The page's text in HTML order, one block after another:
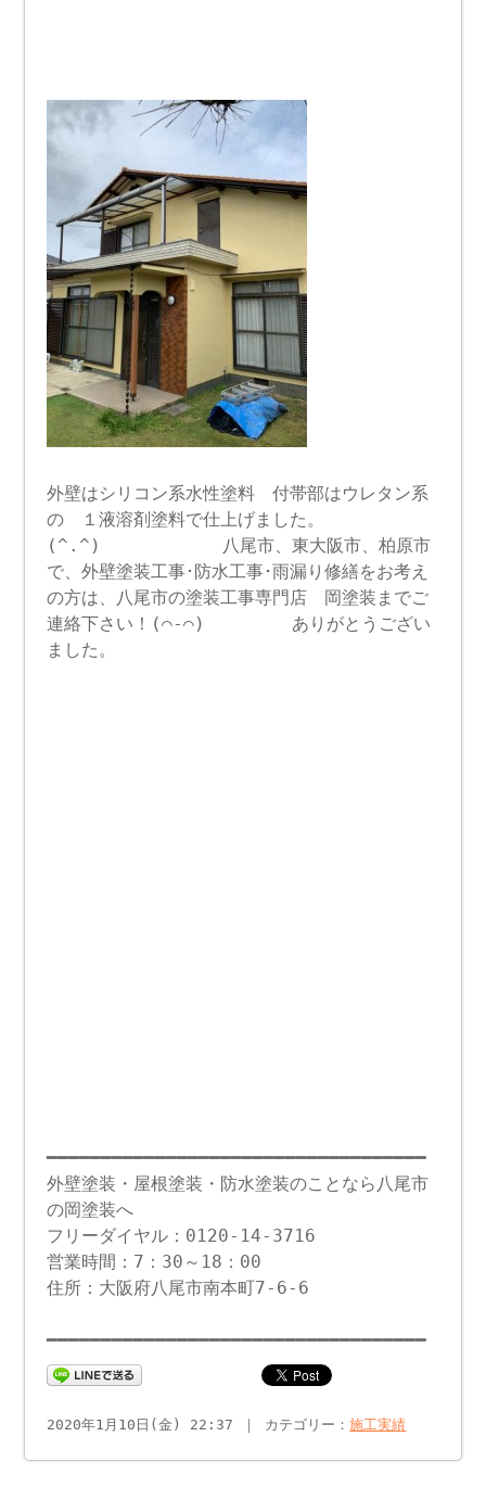
外壁はシリコン系水性塗料 付帯部はウレタン系
の １液溶剤塗料で仕上げました。
(^.^) 八尾市、東大阪市、柏原市
で、外壁塗装工事･防水工事･雨漏り修繕をお考え
の方は、八尾市の塗装工事専門店 岡塗装までご
連絡下さい！(⌒‐⌒) ありがとうござい
ました。
━━━━━━━━━━━━━━━━━━━━━━━━━━━━━━━━━━━
外壁塗装・屋根塗装・防水塗装のことなら八尾市
の岡塗装へ
フリーダイヤル：0120-14-3716
営業時間：7：30～18：00
住所：大阪府八尾市南本町7-6-6
━━━━━━━━━━━━━━━━━━━━━━━━━━━━━━━━━━━
2020年1月10日(金) 22:37 ｜ カテゴリー：施工実績